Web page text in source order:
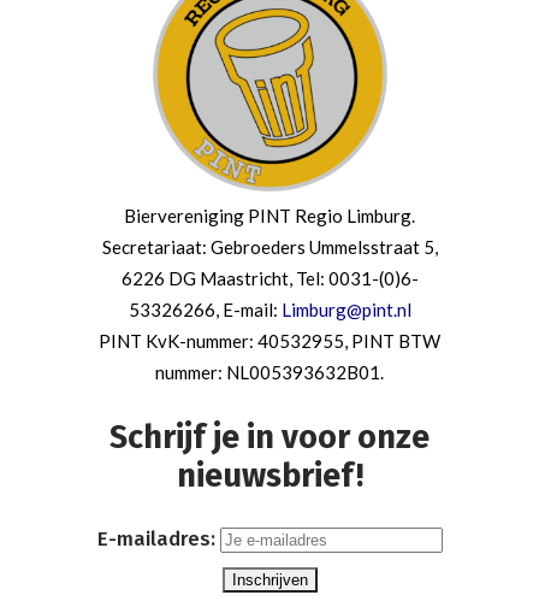
Biervereniging PINT Regio Limburg.
Secretariaat: Gebroeders Ummelsstraat 5,
6226 DG Maastricht, Tel: 0031-(0)6-
53326266, E-mail: Limburg@pint.nl
PINT KvK-nummer: 40532955, PINT BTW
nummer: NL005393632B01.
Schrijf je in voor onze
nieuwsbrief!
E-mailadres: